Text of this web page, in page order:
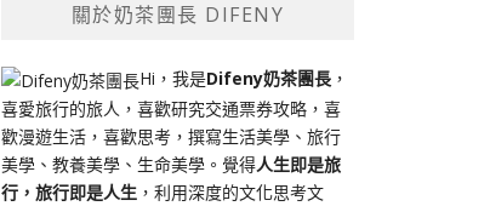
關於奶茶團長 DIFENY
Hi，我是Difeny奶茶團長 ，
喜愛旅行的旅人，喜歡研究交通票券攻略，喜
歡漫遊生活，喜歡思考，撰寫生活美學、旅行
美學、教養美學、生命美學。覺得人生即是旅
行，旅行即是人生 ，利用深度的文化思考文